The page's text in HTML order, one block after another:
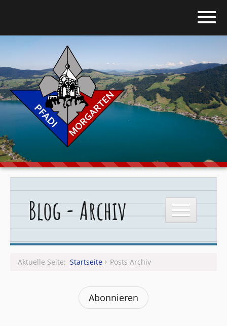
Blog
Über uns
Stufen
Downloads
Blog - Archiv
Aktuelle Seite: Startseite Posts Archiv
Abonnieren